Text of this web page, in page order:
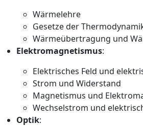
Wärmelehre
Gesetze der
Wärmeübertragung und
Elektromagnetismus:
Elektrisches Feld und
Strom und Widerstand
Magnetismus und
Wechselstrom und
Optik: